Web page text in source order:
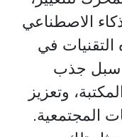
الاصطناعي
التقنيات في
سبل جذب
وتعزيز
المجتمعية.